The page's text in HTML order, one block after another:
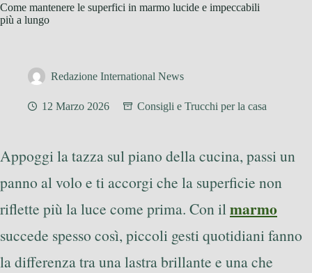
Come mantenere le superfici in marmo lucide e impeccabili
più a lungo
Redazione International News
12 Marzo 2026 Consigli e Trucchi per la casa
Appoggi la tazza sul piano della cucina, passi un
panno al volo e ti accorgi che la superficie non
riflette più la luce come prima. Con ilmarmo
succede spesso così, piccoli gesti quotidiani fanno
la differenza tra una lastra brillante e una che